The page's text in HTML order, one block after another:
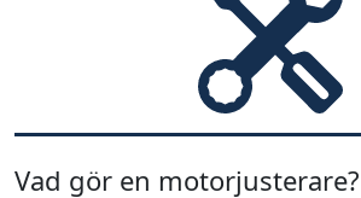
Vad gör en motorjusterare?